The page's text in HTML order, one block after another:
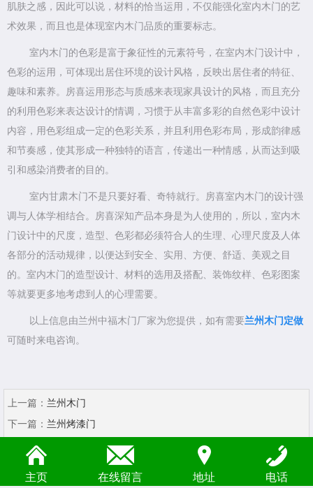
肌肤之感，因此可以说，材料的恰当运用，不仅能强化室内木门的艺
术效果，而且也是体现室内木门品质的重要标志。
室内木门的色彩是富于象征性的元素符号，在室内木门设计中，
色彩的运用，可体现出居住环境的设计风格，反映出居住者的特征、
趣味和素养。房喜运用形态与质感来表现家具设计的风格，而且充分
的利用色彩来表达设计的情调，习惯于从丰富多彩的自然色彩中设计
内容，用色彩组成一定的色彩关系，并且利用色彩布局，形成韵律感
和节奏感，使其形成一种独特的语言，传递出一种情感，从而达到吸
引和感染消费者的目的。
室内甘肃木门不是只要好看、奇特就行。房喜室内木门的设计强
调与人体学相结合。房喜深知产品本身是为人使用的，所以，室内木
门设计中的尺度，造型、色彩都必须符合人的生理、心理尺度及人体
各部分的活动规律，以便达到安全、实用、方便、舒适、美观之目
的。室内木门的造型设计、材料的选用及搭配、装饰纹样、色彩图案
等就要更多地考虑到人的心理需要。
以上信息由兰州中福木门厂家为您提供，如有需要兰州木门定做
可随时来电咨询。
上一篇： 兰州木门
下一篇： 兰州烤漆门
主页 在线留言 地址 电话